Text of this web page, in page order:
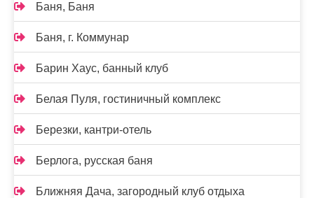
Баня, Баня
Баня, г. Коммунар
Барин Хаус, банный клуб
Белая Пуля, гостиничный комплекс
Березки, кантри-отель
Берлога, русская баня
Ближняя Дача, загородный клуб отдыха